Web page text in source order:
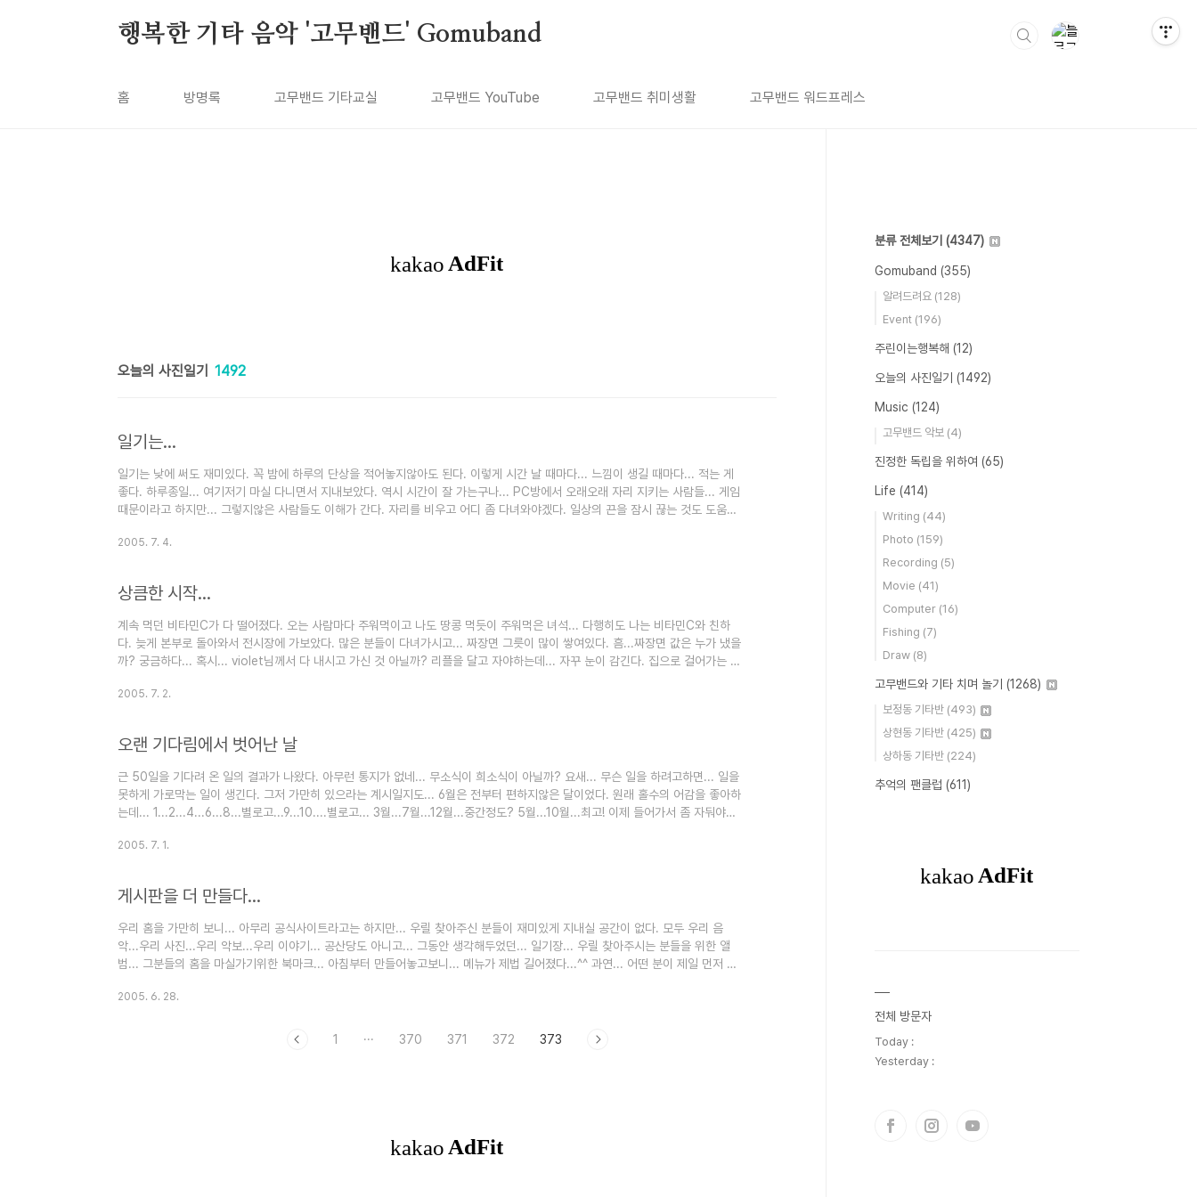
행복한 기타 음악 '고무밴드' Gomuband
홈 방명록 고무밴드 기타교실 고무밴드 YouTube 고무밴드 취미생활 고무밴드 워드프레스
오늘의 사진일기 1492
일기는...
일기는 낮에 써도 재미있다. 꼭 밤에 하루의 단상을 적어놓지않아도 된다. 이렇게 시간 날 때마다... 느낌이 생길 때마다... 적는 게
좋다. 하루종일... 여기저기 마실 다니면서 지내보았다. 역시 시간이 잘 가는구나... PC방에서 오래오래 자리 지키는 사람들... 게임
때문이라고 하지만... 그렇지않은 사람들도 이해가 간다. 자리를 비우고 어디 좀 다녀와야겠다. 일상의 끈을 잠시 끊는 것도 도움이
2005. 7. 4.
상큼한 시작...
계속 먹던 비타민C가 다 떨어졌다. 오는 사람마다 주워먹이고 나도 땅콩 먹듯이 주워먹은 녀석... 다행히도 나는 비타민C와 친하
다. 늦게 본부로 돌아와서 전시장에 가보았다. 많은 분들이 다녀가시고... 짜장면 그릇이 많이 쌓여있다. 흠...짜장면 값은 누가 냈을
까? 궁금하다... 혹시... violet님께서 다 내시고 가신 것 아닐까? 리플을 달고 자야하는데... 자꾸 눈이 감긴다. 집으로 걸어가는 다
의 주파수를 기억하고 계셨나보다. 자고 있었지만... 반갑게 통화하고나니 고마운 마음에 뵙고 싶은 마음이 굴뚝같다. 또 다른 고무
2005. 7. 2.
오랜 기다림에서 벗어난 날
근 50일을 기다려 온 일의 결과가 나왔다. 아무런 통지가 없네... 무소식이 희소식이 아닐까? 요새... 무슨 일을 하려고하면... 일을
못하게 가로막는 일이 생긴다. 그저 가만히 있으라는 계시일지도... 6월은 전부터 편하지않은 달이었다. 원래 홀수의 어감을 좋아하
는데... 1...2...4...6...8...별로고...9...10....별로고... 3월...7월...12월...중간정도? 5월...10월...최고! 이제 들어가서 좀 자둬야
2005. 7. 1.
게시판을 더 만들다...
우리 홈을 가만히 보니... 아무리 공식사이트라고는 하지만... 우릴 찾아주신 분들이 재미있게 지내실 공간이 없다. 모두 우리 음
악...우리 사진...우리 악보...우리 이야기... 공산당도 아니고... 그동안 생각해두었던... 일기장... 우릴 찾아주시는 분들을 위한 앨
범... 그분들의 홈을 마실가기위한 북마크... 아침부터 만들어놓고보니... 메뉴가 제법 길어졌다...^^ 과연... 어떤 분이 제일 먼저 올
2005. 6. 28.
1 ··· 370 371 372 373
분류 전체보기 (4347)
Gomuband (355)
알려드려요 (128)
Event (196)
주린이는행복해 (12)
오늘의 사진일기 (1492)
Music (124)
고무밴드 악보 (4)
진정한 독립을 위하여 (65)
Life (414)
Writing (44)
Photo (159)
Recording (5)
Movie (41)
Computer (16)
Fishing (7)
Draw (8)
고무밴드와 기타 치며 놀기 (1268)
보정동 기타반 (493)
상현동 기타반 (425)
상하동 기타반 (224)
추억의 팬클럽 (611)
전체 방문자
Today :
Yesterday :